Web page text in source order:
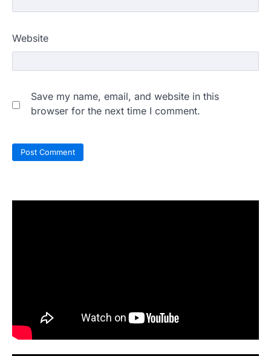
Website
Save my name, email, and website in this
browser for the next time I comment.